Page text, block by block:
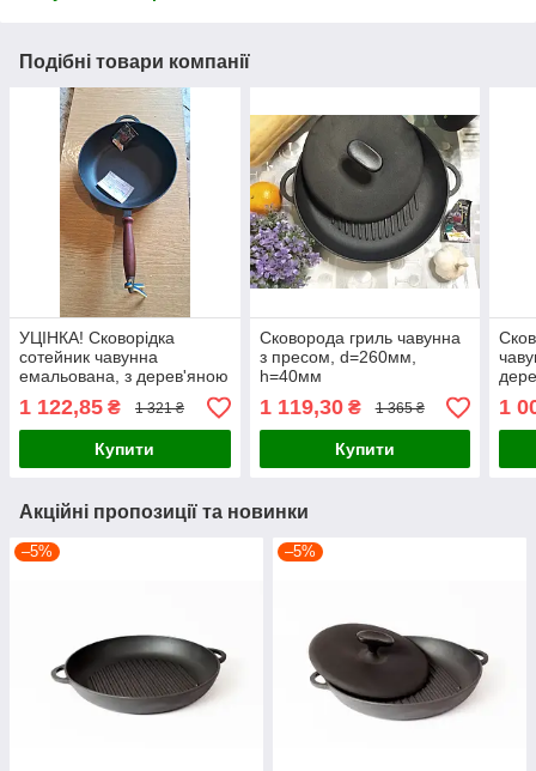
Подібні товари компанії
УЦІНКА! Сковорідка
сотейник чавунна
емальована, з дерев'яною
h=60мм. Матово-чорна
1 122,85 ₴ 1 321 ₴
Купити
Сковорода гриль чавунна
з пресом, d=260мм,
h=40мм
1 119,30₴ 1 365 ₴
Купити
1
Акційні пропозиції та новинки
–5% –5%